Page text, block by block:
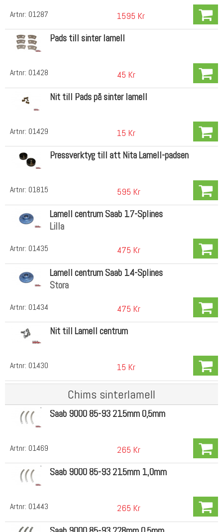
Artnr: 01287 1595 Kr
Artnr: 01428
Pads till sinter lamell
45 Kr
Artnr: 01429
Nit till Pads på sinter lamell
15 Kr
Artnr: 01815
Pressverktyg till att Nita Lamell-padsen
595 Kr
Artnr: 01435
Lamell centrum Saab 17-Splines
Lilla
475 Kr
Artnr: 01434
Lamell centrum Saab 14-Splines
Stora
475 Kr
Artnr: 01430
Nit till Lamell centrum
15 Kr
Chims sinterlamell
Artnr: 01469
Saab 9000 85-93 215mm 0,5mm
265 Kr
Artnr: 01443
Saab 9000 85-93 215mm 1,0mm
265 Kr